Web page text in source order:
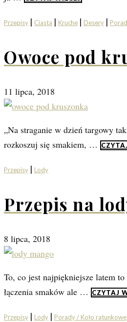
Przepisy | Ciasta | Kruche | Desery |
Owoce pod
11 lipca, 2018
„Na straganie w dzień targowy
rozkoszuj się smakiem, …
Przepisy | Lody
Przepis na
8 lipca, 2018
To, co jest najpiękniejsze latem
łączenia smaków ale …
CZYTAJ
Przepisy | Lody | Porady / Koło ratunkowe